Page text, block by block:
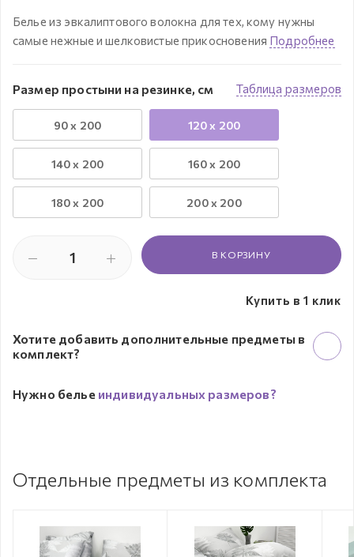
Белье из эвкалиптового волокна для тех, кому нужны
самые нежные и шелковистые прикосновения Подробнее
Таблица размеров
Размер простыни на резинке, см
90 x 200 120 x 200
140 x 200 160 x 200
180 x 200 200 x 200
В КОРЗИНУ
Купить в 1 клик
Хотите добавить дополнительные предметы в
комплект?
Нужно белье индивидуальных размеров?
Отдельные предметы из комплекта